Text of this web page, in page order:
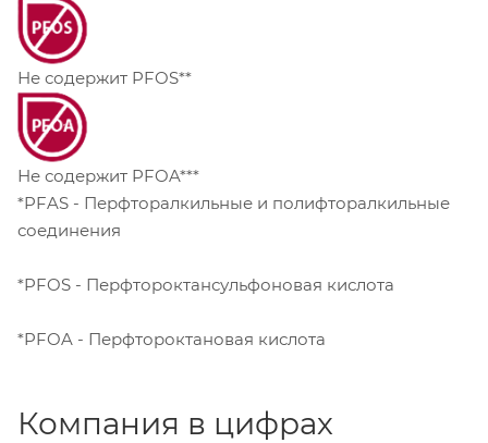
Не содержит PFOS**
Не содержит PFOA***
*PFAS - Перфторалкильные и полифторалкильные
соединения
*PFOS - Перфтороктансульфоновая кислота
*PFOA - Перфтороктановая кислота
Компания в цифрах